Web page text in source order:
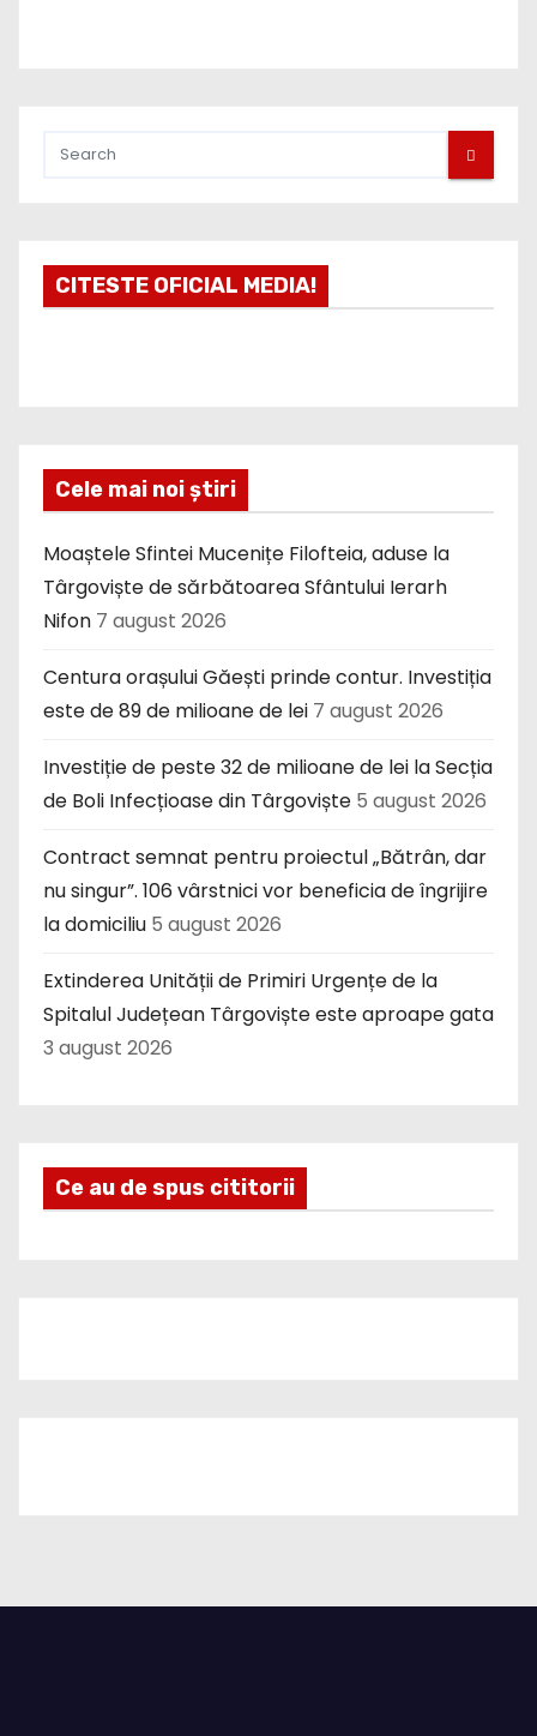
CITESTE OFICIAL MEDIA!
Cele mai noi știri
Moaștele Sfintei Mucenițe Filofteia, aduse la
Târgoviște de sărbătoarea Sfântului Ierarh
Nifon 7 august 2026
Centura orașului Găești prinde contur. Investiția
este de 89 de milioane de lei 7 august 2026
Investiție de peste 32 de milioane de lei la Secția
de Boli Infecțioase din Târgoviște 5 august 2026
Contract semnat pentru proiectul „Bătrân, dar
nu singur”. 106 vârstnici vor beneficia de îngrijire
la domiciliu 5 august 2026
Extinderea Unității de Primiri Urgențe de la
Spitalul Județean Târgoviște este aproape gata
3 august 2026
Ce au de spus cititorii